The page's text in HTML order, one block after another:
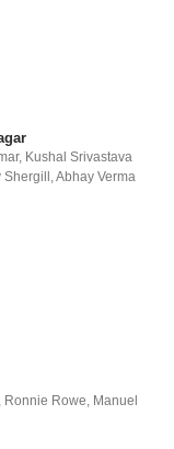
, Kushal Srivastava
,Abhay Verma
Ronnie Rowe Manuel